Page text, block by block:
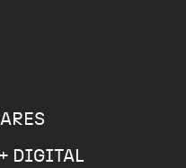
DIGITAL